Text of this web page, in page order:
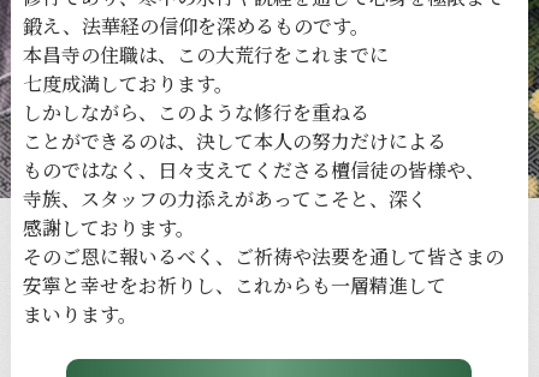
鍛え、 法華経の信仰を深める ものです。
本昌寺の住職は、 この大荒行をこれまでに
七度成満しております。
しかしながら、
このような修行を重ねる
ことができるのは、 決して本人の努力だけによる
ものではなく、
日々支えてくださる檀信徒の皆様や、
寺族、 スタッフの力添えがあってこそと、 深く
感謝しております。
そのご恩に報いるべく、 ご祈祷や法要を通して皆さまの
安寧と幸せをお祈りし、 これからも一層精進して
まいります。